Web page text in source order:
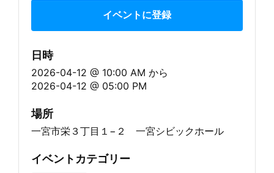
イベントに登録
日時
2026-04-12 @ 10:00 AMから
2026-04-12 @ 05:00 PM
場所
一宮市栄３丁目１−２ 一宮シビックホール
イベントカテゴリー